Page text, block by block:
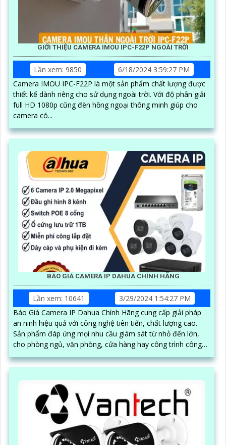
GIỚI THIỆU CAMERA IMOU IPC-F22P NGOÀI TRỜI
Lần xem: 9850
6/18/2024 3:59:27 PM
Camera IMOU IPC-F22P là một sản phẩm chất lượng được
thiết kế dành riêng cho sử dụng ngoài trời. Với độ phân giải
full HD 1080p cũng đèn hồng ngoại thông minh giúp cho
camera có...
BÁO GIÁ CAMERA IP DAHUA CHÍNH HÃNG
Lần xem: 10641
3/29/2024 1:54:27 PM
Báo Giá Camera IP Dahua Chính Hãng cung cấp giải pháp
an ninh hiệu quả với công nghệ tiên tiến, chất lượng cao.
Sản phẩm đáp ứng mọi nhu cầu giám sát từ nhỏ đến lớn,
cho phòng ngủ, văn phòng, cửa hàng hay công trình công
cộng